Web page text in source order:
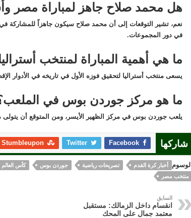
هل محمد صلاح جاهز لمباراة مصر
نعم، تشير التوقعات إلى أن محمد صلاح سيكون جاهزاً للمشاركة في
في دور المجموعات.
ما هي أهمية المباراة لمنتخب
يسعى منتخب أستراليا لتحقيق فوزه الأول في تاريخه في الأدوار
ما هو مركز جوردن بوس في
يلعب جوردن بوس في مركز الظهير الأيسر، ومن المتوقع أن
شاركها Facebook
Twitter
Stumbleupon
الوسوم أخبار كرة القدم تصريحات رياضية جوردن بوس كأس العالم 2026
منتخب مصر
السابق
انقسام داخل الزمالك: مستقبل
معتمد جمال على المحك